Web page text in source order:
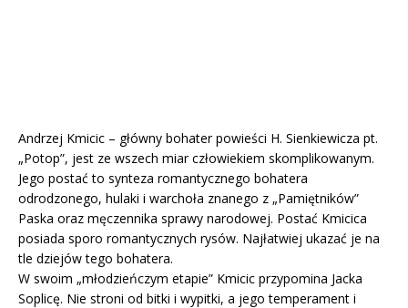
Andrzej Kmicic – główny bohater powieści H. Sienkiewicza pt.
„Potop”, jest ze wszech miar człowiekiem skomplikowanym.
Jego postać to synteza romantycznego bohatera
odrodzonego, hulaki i warchoła znanego z „Pamiętników”
Paska oraz męczennika sprawy narodowej. Postać Kmicica
posiada sporo romantycznych rysów. Najłatwiej ukazać je na
tle dziejów tego bohatera.
W swoim „młodzieńczym etapie” Kmicic przypomina Jacka
Soplicę. Nie stroni od bitki i wypitki, a jego temperament i